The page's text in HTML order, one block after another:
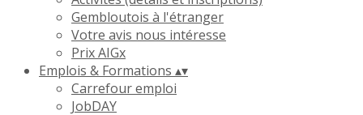
Gembloutois à l'étranger
Votre avis nous intéresse
Prix AIGx
Emplois & Formations ▴▾
Carrefour emploi
JobDAY